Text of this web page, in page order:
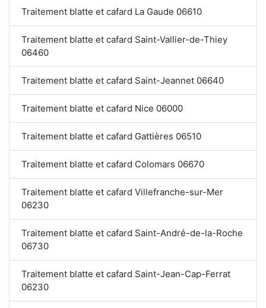
Traitement blatte et cafard La Gaude 06610
Traitement blatte et cafard Saint-Vallier-de-Thiey
06460
Traitement blatte et cafard Saint-Jeannet 06640
Traitement blatte et cafard Nice 06000
Traitement blatte et cafard Gattières 06510
Traitement blatte et cafard Colomars 06670
Traitement blatte et cafard Villefranche-sur-Mer
06230
Traitement blatte et cafard Saint-André-de-la-Roche
06730
Traitement blatte et cafard Saint-Jean-Cap-Ferrat
06230